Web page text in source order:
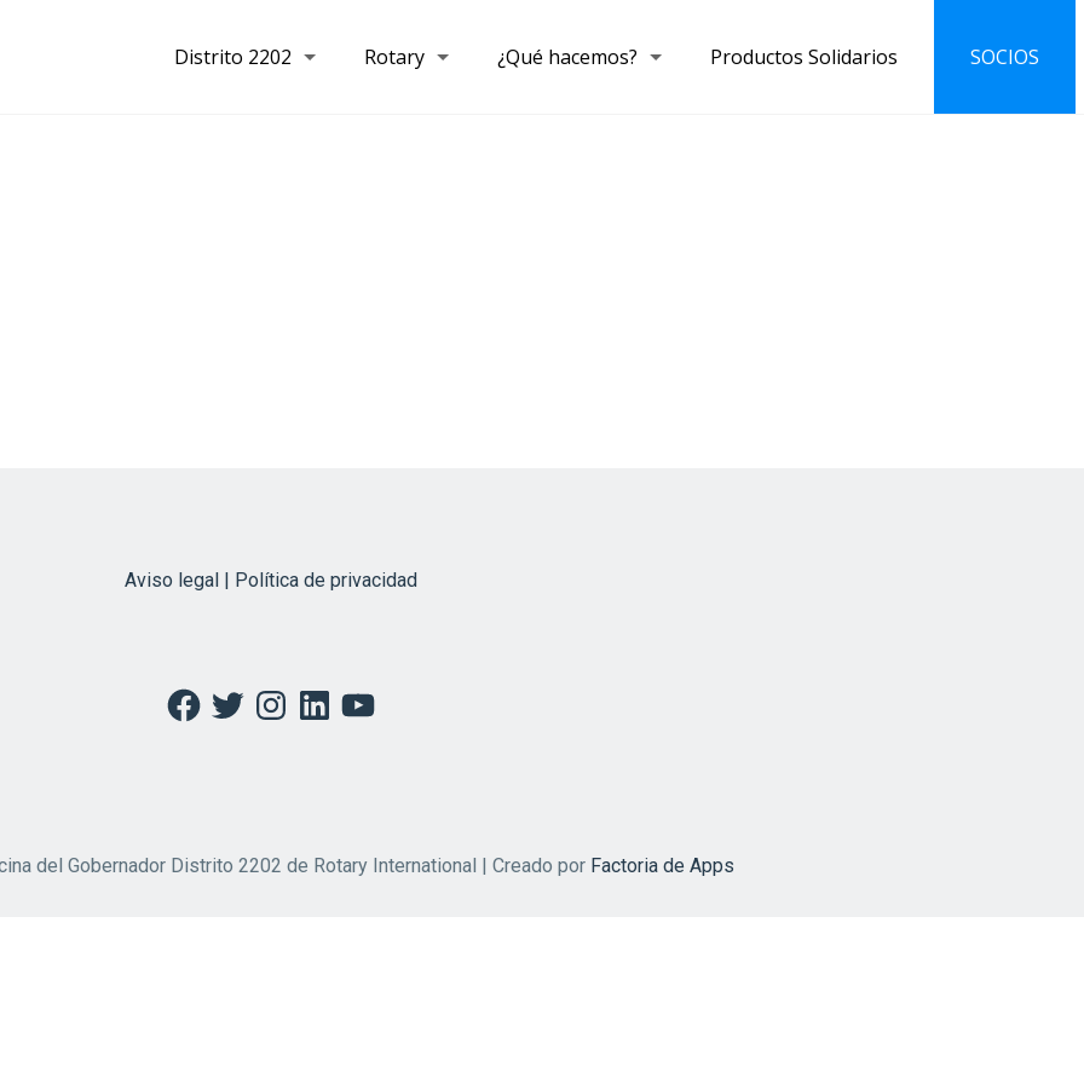
Distrito 2202 Rotary ¿Qué hacemos? Productos Solidarios SOCIOS
Aviso legal | Política de privacidad
Facebook
TwitterInstagramLinkedInYouTube
del Gobernador Distrito 2202 de Rotary International | Creado por Factoria de Apps